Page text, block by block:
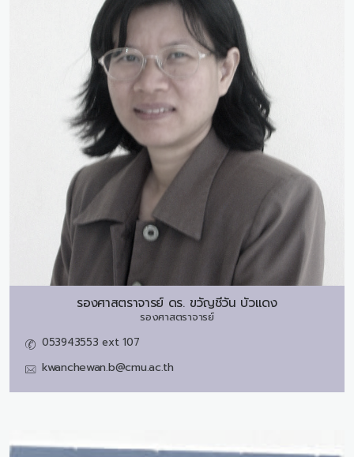
รองศาสตราจารย์ ดร. ขวัญชีวัน บัวแดง
รองศาสตราจารย์
053943553 ext 107
kwanchewan.b@cmu.ac.th